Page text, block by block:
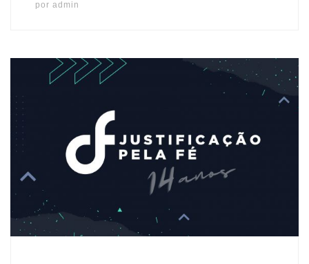
por admin
Os justificados crescem na fé em Jesus e no amor